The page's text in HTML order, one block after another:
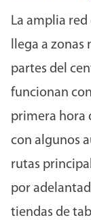
La amplia
llega a zonas
partes del
funcionan
primera hora
con algunos
rutas
por
tiendas de